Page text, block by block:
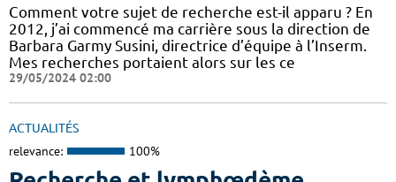
Comment votre sujet de recherche est-il apparu ? En
2012, j’ai commencé ma carrière sous la direction de
Barbara Garmy Susini, directrice d’équipe à l’Inserm.
Mes recherches portaient alors sur les ce
29/05/2024 02:00
ACTUALITÉS
relevance: 100%